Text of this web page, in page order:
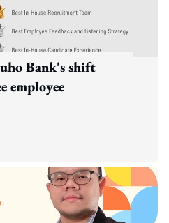
Bank's shift
employee